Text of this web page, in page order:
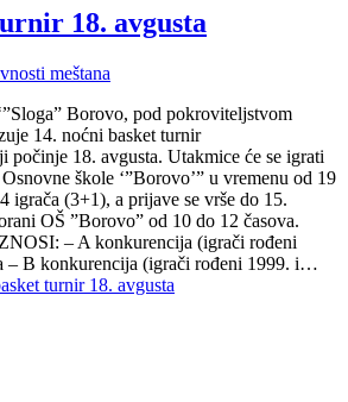
18. avgusta
meštana
Borovo, pod pokroviteljstvom
14. noćni basket turnir
počinje 18. avgusta. Utakmice će se igrati
škole ‘”Borovo’” u vremenu od 19
igrača (3+1), a prijave se vrše do 15.
OŠ ”Borovo” od 10 do 12 časova.
– A konkurencija (igrači rođeni
– B konkurencija (igrači rođeni 1999. i…
turnir 18. avgusta